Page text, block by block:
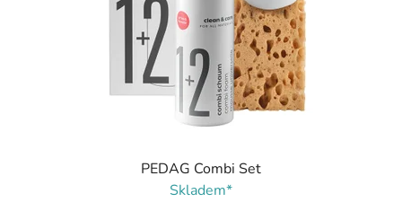
PEDAG Combi Set
Skladem*